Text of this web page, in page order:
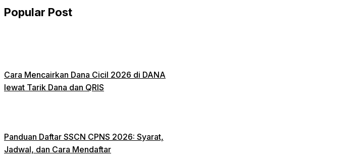
Popular Post
Cara Mencairkan Dana Cicil 2026 di DANA
lewat Tarik Dana dan QRIS
Panduan Daftar SSCN CPNS 2026: Syarat,
Jadwal, dan Cara Mendaftar